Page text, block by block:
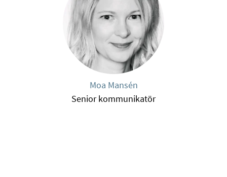
Moa Mansén
Senior kommunikatör